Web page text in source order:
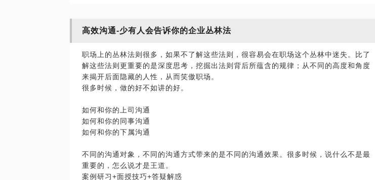
高效沟通-少有人会告诉你的企业丛林法
职场上的丛林法则很多，如果不了解这些法则，很容易会在职场这个丛林中迷失。比了
解这些法则更重要的是深度思考，挖掘出法则背后所蕴含的规律；从不同的高度和角度
来揭开后面隐藏的人性，从而笑傲职场。
很多时候，做的好不如讲的好。
如何和你的上司沟通
如何和你的同事沟通
如何和你的下属沟通
不同的沟通对象，不同的沟通方式带来的是不同的沟通效果。很多时候，说什么不是最
重要的，怎么说才是王道。
案例研习+面授技巧+答疑解惑